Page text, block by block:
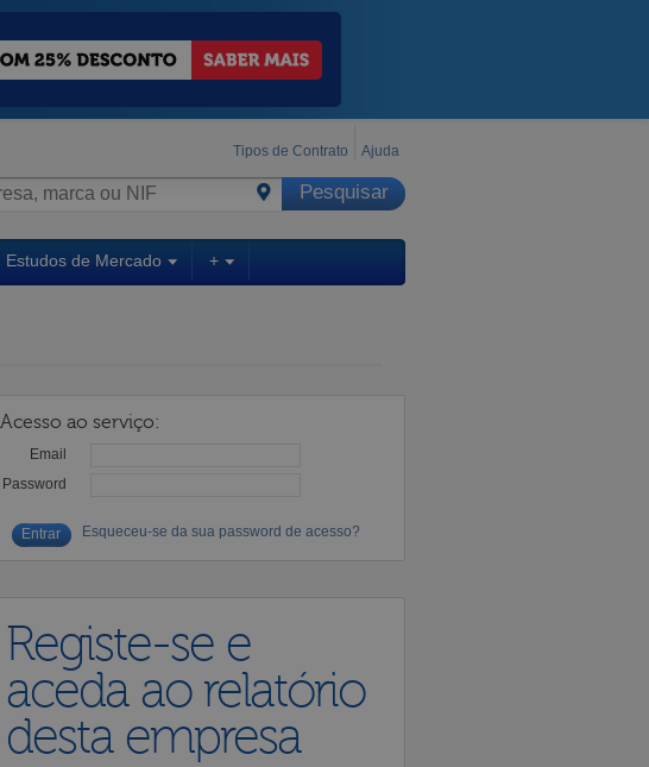
Tipos de Contrato Ajuda
Estudos de Mercado +
Acesso ao serviço:
Email
Password
Esqueceu-se da sua password de acesso?
Registe-se e
aceda ao relatório
desta empresa